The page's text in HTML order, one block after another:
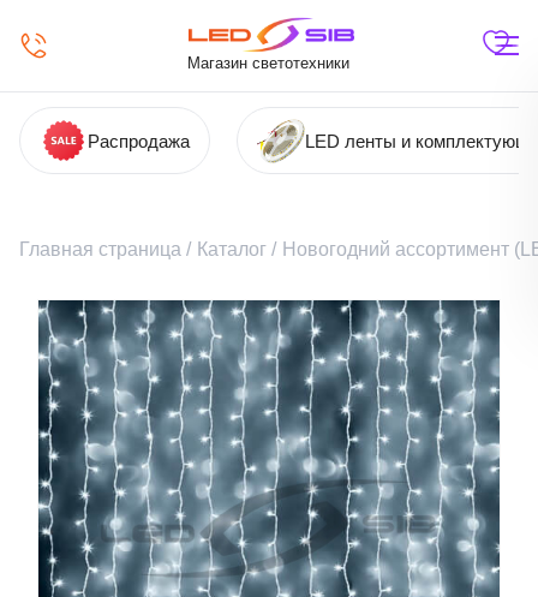
Магазин светотехники
Распродажа LED ленты и
Главная страница / Каталог / Новогодний ассортимент